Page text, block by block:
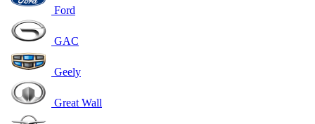
Ford
GAC
Geely
Great Wall